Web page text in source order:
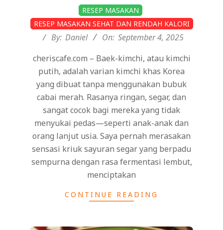
09-
04
RESEP MASAKAN
RESEP MASAKAN SEHAT DAN RENDAH KALORI
By: Daniel On: September 4, 2025
cheriscafe.com – Baek-kimchi, atau kimchi
putih, adalah varian kimchi khas Korea
yang dibuat tanpa menggunakan bubuk
cabai merah. Rasanya ringan, segar, dan
sangat cocok bagi mereka yang tidak
menyukai pedas—seperti anak-anak dan
orang lanjut usia. Saya pernah merasakan
sensasi kriuk sayuran segar yang berpadu
sempurna dengan rasa fermentasi lembut,
menciptakan
CONTINUE READING